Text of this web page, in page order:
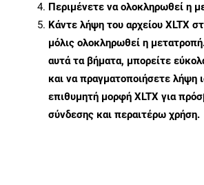
Περιμένετε να ολοκληρωθεί η
Κάντε λήψη του αρχείου XLTX
μόλις ολοκληρωθεί η
αυτά τα βήματα, μπορείτε
και να πραγματοποιήσετε λήψη
επιθυμητή μορφή XLTX για
σύνδεσης και περαιτέρω χρήση.